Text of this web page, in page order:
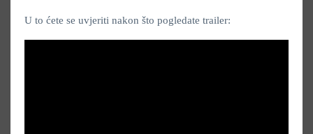
U to ćete se uvjeriti nakon što pogledate trailer: